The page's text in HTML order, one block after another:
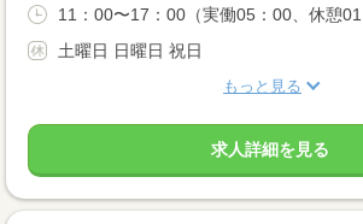
11：00〜17：00（実働05：00、休憩
土曜日 日曜日 祝日
もっと見る
求人詳細を見る